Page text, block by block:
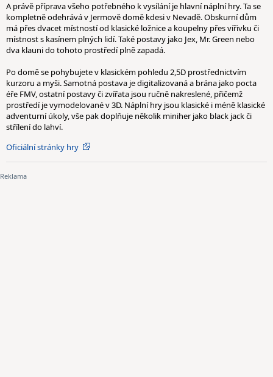
A právě příprava všeho potřebného k vysílání je hlavní náplní hry. Ta se
kompletně odehrává v Jermově domě kdesi v Nevadě. Obskurní dům
má přes dvacet místností od klasické ložnice a koupelny přes vířivku či
místnost s kasínem plných lidí. Také postavy jako Jex, Mr. Green nebo
dva klauni do tohoto prostředí plně zapadá.
Po domě se pohybujete v klasickém pohledu 2,5D prostřednictvím
kurzoru a myši. Samotná postava je digitalizovaná a brána jako pocta
éře FMV, ostatní postavy či zvířata jsou ručně nakreslené, přičemž
prostředí je vymodelované v 3D. Náplní hry jsou klasické i méně klasické
adventurní úkoly, vše pak doplňuje několik miniher jako black jack či
střílení do lahví.
Oficiální stránky hry